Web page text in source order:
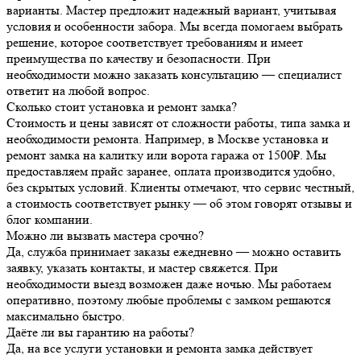
варианты. Мастер предложит надежный вариант, учитывая
условия и особенности забора. Мы всегда помогаем выбрать
решение, которое соответствует требованиям и имеет
преимущества по качеству и безопасности. При
необходимости можно заказать консультацию — специалист
ответит на любой вопрос.
Сколько стоит установка и ремонт замка?
Стоимость и цены зависят от сложности работы, типа замка и
необходимости ремонта. Например, в Москве установка и
ремонт замка на калитку или ворота гаража от 1500₽. Мы
предоставляем прайс заранее, оплата производится удобно,
без скрытых условий. Клиенты отмечают, что сервис честный,
а стоимость соответствует рынку — об этом говорят отзывы и
блог компании.
Можно ли вызвать мастера срочно?
Да, служба принимает заказы ежедневно — можно оставить
заявку, указать контакты, и мастер свяжется. При
необходимости выезд возможен даже ночью. Мы работаем
оперативно, поэтому любые проблемы с замком решаются
максимально быстро.
Даёте ли вы гарантию на работы?
Да, на все услуги установки и ремонта замка действует